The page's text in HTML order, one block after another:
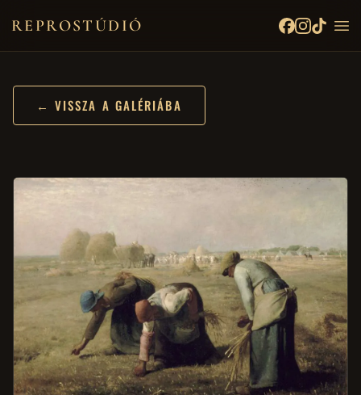
REPROSTÚDIÓ
← VISSZA A GALÉRIÁBA